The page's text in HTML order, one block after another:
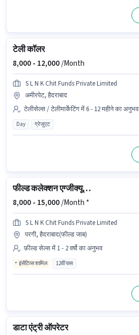
टेली कॉलर
8,000 - 12,000/Month
S L N K Chit Funds Private Limited
अमीरपेट, हैदराबाद
टेलीसेल्स / टेलीमार्केटिंग में 6 - 12 महीने का अनुभव
Day ग्रेजुएट
फील्ड कलेक्शन एग्जीक्यूटिव
8,000 - 15,000/Month *
S L N K Chit Funds Private Limited
परगी, हैदराबाद(फील्ड जाब)
फ़ील्ड सेल्स में 1 - 2 वर्षो का अनुभव
इंसेंटिव्स शामिल 12वीं पास
डाटा एंट्री ऑपरेटर